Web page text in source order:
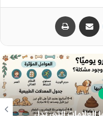
هندسة الـ Meta Description الاحترافي: الدليل